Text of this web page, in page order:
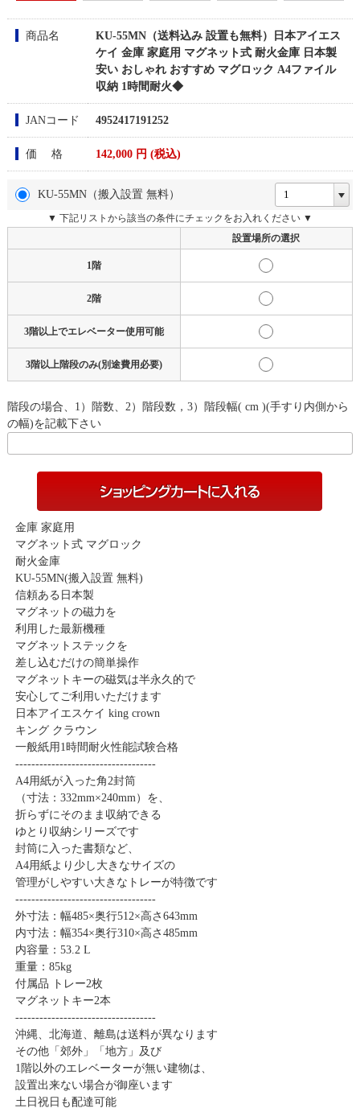
商品名
KU-55MN（送料込み 設置も無料）日本アイエス
ケイ 金庫 家庭用 マグネット式 耐火金庫 日本製
安い おしゃれ おすすめ マグロック A4ファイル
収納 1時間耐火◆
JANコード 4952417191252
価 格 142,000円 (税込)
KU-55MN（搬入設置 無料）
▼ 下記リストから該当の条件にチェックをお入れください ▼
設置場所の選択
1階
2階
3階以上でエレベーター使用可能
3階以上階段のみ(別途費用必要)
階段の場合、1）階数、2）階段数，3）階段幅( cm )(手すり内側から
の幅)を記載下さい
金庫 家庭用
マグネット式 マグロック
耐火金庫
KU-55MN(搬入設置 無料)
信頼ある日本製
マグネットの磁力を
利用した最新機種
マグネットステックを
差し込むだけの簡単操作
マグネットキーの磁気は半永久的で
安心してご利用いただけます
日本アイエスケイ king crown
キング クラウン
一般紙用1時間耐火性能試験合格
-----------------------------------
A4用紙が入った角2封筒
（寸法：332mm×240mm）を、
折らずにそのまま収納できる
ゆとり収納シリーズです
封筒に入った書類など、
A4用紙より少し大きなサイズの
管理がしやすい大きなトレーが特徴です
-----------------------------------
外寸法：幅485×奥行512×高さ643mm
内寸法：幅354×奥行310×高さ485mm
内容量：53.2 L
重量：85kg
付属品 トレー2枚
マグネットキー2本
-----------------------------------
沖縄、北海道、離島は送料が異なります
その他「郊外」「地方」及び
1階以外のエレベーターが無い建物は、
設置出来ない場合が御座います
土日祝日も配達可能